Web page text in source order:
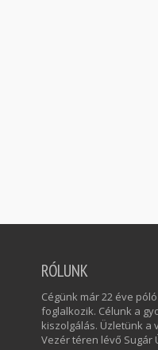
RÓLUNK
Cégünk már 22 éve
foglalkozik. Célunk a
kiszolgálás. Üzletünk a
Vezér téren lévő Sugár